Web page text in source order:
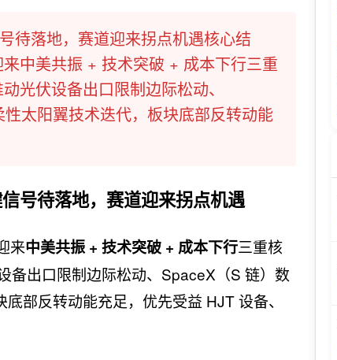
待落地，赛道迎来拐点机遇核心结
中美共振 + 技术突破 + 成本下行三重
光伏设备出口限制边际松动、
太阳翼技术迭代，板块底部反转动能
号待落地，赛道迎来拐点机遇
来中美共振 + 技术突破 + 成本下行三重核
备出口限制边际松动、SpaceX（S 链）数
部反转动能充足，优先受益 HJT 设备、